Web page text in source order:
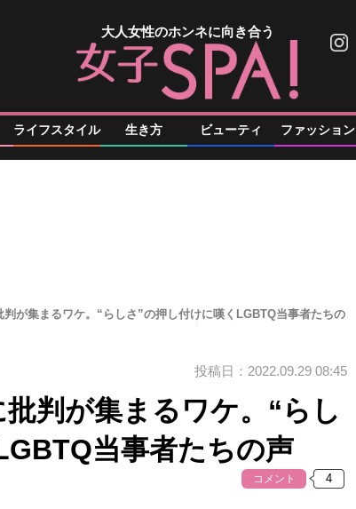
大人女性のホンネに向き合う
ライフスタイル 生き方 ビューティ ファッション
判が集まるワケ。“らしさ”の押し付けに嘆くLGBTQ当事者たちの
投稿日：2022.09.29 08:45
判が集まるワケ。“らし
当事者たちの声
コメント